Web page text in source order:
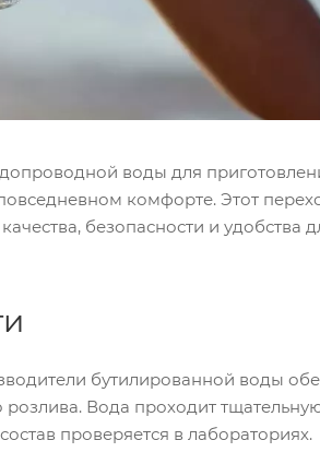
воды для
комфорте. Этот
безопасности и удобства
бутилированной воды
розлива. Вода проходит
проверяется в лабораториях.